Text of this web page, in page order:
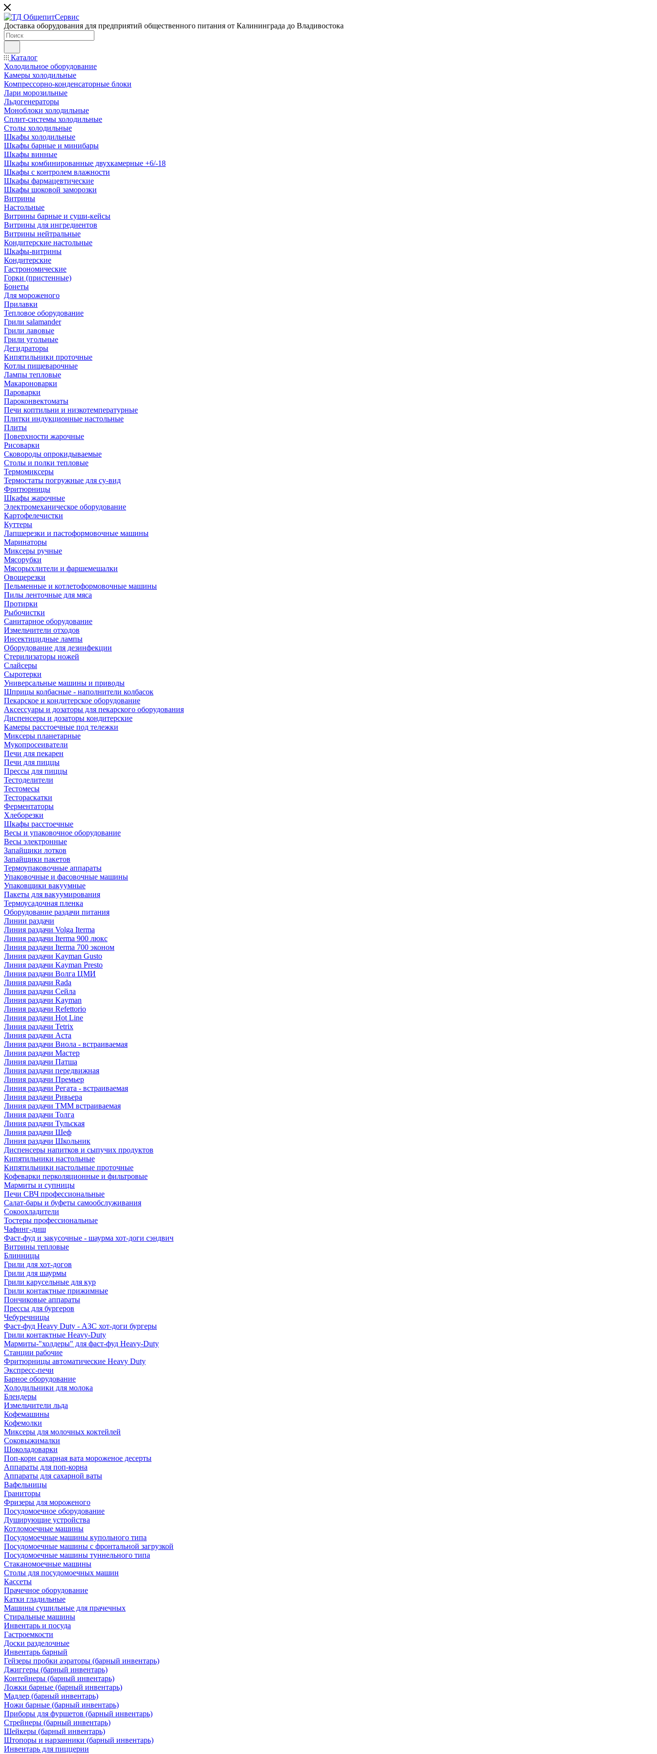
Доставка оборудования для предприятий общественного питания от Калининграда до Владивостока
Каталог
Холодильное оборудование
Камеры холодильные
Компрессорно-конденсаторные блоки
Лари морозильные
Льдогенераторы
Моноблоки холодильные
Сплит-системы холодильные
Столы холодильные
Шкафы холодильные
Шкафы барные и минибары
Шкафы винные
Шкафы комбинированные двухкамерные +6/-18
Шкафы с контролем влажности
Шкафы фармацевтические
Шкафы шоковой заморозки
Витрины
Настольные
Витрины барные и суши-кейсы
Витрины для ингредиентов
Витрины нейтральные
Кондитерские настольные
Шкафы-витрины
Кондитерские
Гастрономические
Горки (пристенные)
Бонеты
Для мороженого
Прилавки
Тепловое оборудование
Грили salamander
Грили лавовые
Грили угольные
Дегидраторы
Кипятильники проточные
Котлы пищеварочные
Лампы тепловые
Макароноварки
Пароварки
Пароконвектоматы
Печи коптильни и низкотемпературные
Плитки индукционные настольные
Плиты
Поверхности жарочные
Рисоварки
Сковороды опрокидываемые
Столы и полки тепловые
Термомиксеры
Термостаты погружные для су-вид
Фритюрницы
Шкафы жарочные
Электромеханическое оборудование
Картофелечистки
Куттеры
Лапшерезки и пастоформовочные машины
Маринаторы
Миксеры ручные
Мясорубки
Мясорыхлители и фаршемешалки
Овощерезки
Пельменные и котлетоформовочные машины
Пилы ленточные для мяса
Протирки
Рыбочистки
Санитарное оборудование
Измельчители отходов
Инсектицидные лампы
Оборудование для дезинфекции
Стерилизаторы ножей
Слайсеры
Сыротерки
Универсальные машины и приводы
Шприцы колбасные - наполнители колбасок
Пекарское и кондитерское оборудование
Аксессуары и дозаторы для пекарского оборудования
Диспенсеры и дозаторы кондитерские
Камеры расстоечные под тележки
Миксеры планетарные
Мукопросеиватели
Печи для пекарен
Печи для пиццы
Прессы для пиццы
Тестоделители
Тестомесы
Тестораскатки
Ферментаторы
Хлеборезки
Шкафы расстоечные
Весы и упаковочное оборудование
Весы электронные
Запайщики лотков
Запайщики пакетов
Термоупаковочные аппараты
Упаковочные и фасовочные машины
Упаковщики вакуумные
Пакеты для вакуумирования
Термоусадочная пленка
Оборудование раздачи питания
Линии раздачи
Линия раздачи Volga Iterma
Линия раздачи Iterma 900 люкс
Линия раздачи Iterma 700 эконом
Линия раздачи Kayman Gusto
Линия раздачи Kayman Presto
Линия раздачи Волга ЦМИ
Линия раздачи Rada
Линия раздачи Сейла
Линия раздачи Kayman
Линия раздачи Refettorio
Линия раздачи Hot Line
Линия раздачи Tetrix
Линия раздачи Аста
Линия раздачи Виола - встраиваемая
Линия раздачи Мастер
Линия раздачи Патша
Линия раздачи передвижная
Линия раздачи Премьер
Линия раздачи Регата - встраиваемая
Линия раздачи Ривьера
Линия раздачи ТММ встраиваемая
Линия раздачи Толга
Линия раздачи Тульская
Линия раздачи Шеф
Линия раздачи Школьник
Диспенсеры напитков и сыпучих продуктов
Кипятильники настольные
Кипятильники настольные проточные
Кофеварки перколяционные и фильтровые
Мармиты и супницы
Печи СВЧ профессиональные
Салат-бары и буфеты самообслуживания
Сокоохладители
Тостеры профессиональные
Чафинг-диш
Фаст-фуд и закусочные - шаурма хот-доги сэндвич
Витрины тепловые
Блинницы
Грили для хот-догов
Грили для шаурмы
Грили карусельные для кур
Грили контактные прижимные
Пончиковые аппараты
Прессы для бургеров
Чебуречницы
Фаст-фуд Heavy Duty - АЗС хот-доги бургеры
Грили контактные Heavy-Duty
Мармиты-"холдеры" для фаст-фуд Heavy-Duty
Станции рабочие
Фритюрницы автоматические Heavy Duty
Экспресс-печи
Барное оборудование
Холодильники для молока
Блендеры
Измельчители льда
Кофемашины
Кофемолки
Миксеры для молочных коктейлей
Соковыжималки
Шоколадоварки
Поп-корн сахарная вата мороженое десерты
Аппараты для поп-корна
Аппараты для сахарной ваты
Вафельницы
Граниторы
Фризеры для мороженого
Посудомоечное оборудование
Душирующие устройства
Котломоечные машины
Посудомоечные машины купольного типа
Посудомоечные машины с фронтальной загрузкой
Посудомоечные машины туннельного типа
Стаканомоечные машины
Столы для посудомоечных машин
Кассеты
Прачечное оборудование
Катки гладильные
Машины сушильные для прачечных
Стиральные машины
Инвентарь и посуда
Гастроемкости
Доски разделочные
Инвентарь барный
Гейзеры пробки аэраторы (барный инвентарь)
Джиггеры (барный инвентарь)
Контейнеры (барный инвентарь)
Ложки барные (барный инвентарь)
Мадлер (барный инвентарь)
Ножи барные (барный инвентарь)
Приборы для фуршетов (барный инвентарь)
Стрейнеры (барный инвентарь)
Шейкеры (барный инвентарь)
Штопоры и нарзанники (барный инвентарь)
Инвентарь для пиццерии